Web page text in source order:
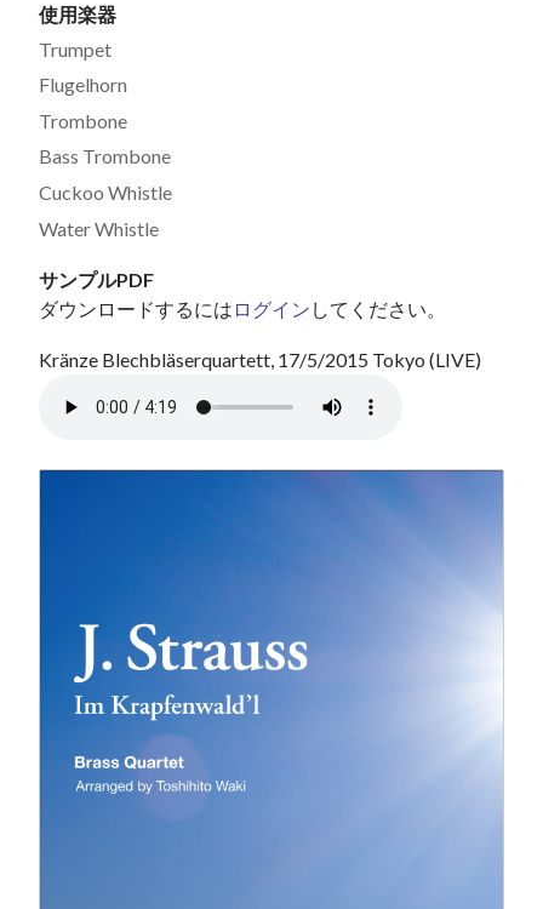
使用楽器
Trumpet
Flugelhorn
Trombone
Bass Trombone
Cuckoo Whistle
Water Whistle
サンプルPDF
ダウンロードするには ログイン してください。
Kränze Blechbläserquartett, 17/5/2015 Tokyo (LIVE)